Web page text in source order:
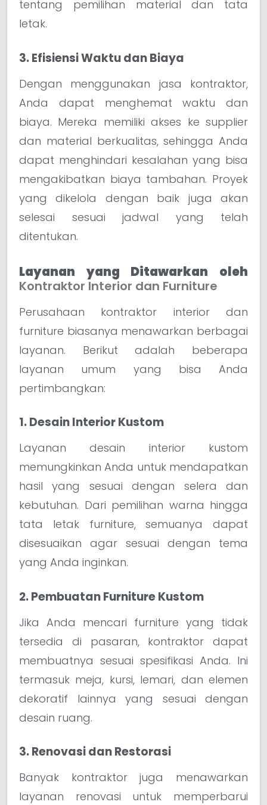
tentang pemilihan material dan tata
letak.
3. Efisiensi Waktu dan Biaya
Dengan menggunakan jasa kontraktor,
Anda dapat menghemat waktu dan
biaya. Mereka memiliki akses ke supplier
dan material berkualitas, sehingga Anda
dapat menghindari kesalahan yang bisa
mengakibatkan biaya tambahan. Proyek
yang dikelola dengan baik juga akan
selesai sesuai jadwal yang telah
ditentukan.
Layanan yang Ditawarkan oleh
Kontraktor Interior dan Furniture
Perusahaan kontraktor interior dan
furniture biasanya menawarkan berbagai
layanan. Berikut adalah beberapa
layanan umum yang bisa Anda
pertimbangkan:
1. Desain Interior Kustom
Layanan desain interior kustom
memungkinkan Anda untuk mendapatkan
hasil yang sesuai dengan selera dan
kebutuhan. Dari pemilihan warna hingga
tata letak furniture, semuanya dapat
disesuaikan agar sesuai dengan tema
yang Anda inginkan.
2. Pembuatan Furniture Kustom
Jika Anda mencari furniture yang tidak
tersedia di pasaran, kontraktor dapat
membuatnya sesuai spesifikasi Anda. Ini
termasuk meja, kursi, lemari, dan elemen
dekoratif lainnya yang sesuai dengan
desain ruang.
3. Renovasi dan Restorasi
Banyak kontraktor juga menawarkan
layanan renovasi untuk memperbarui